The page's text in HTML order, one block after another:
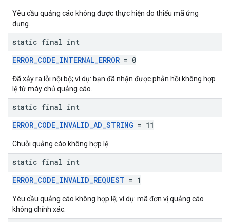
Yêu cầu quảng cáo không được thực hiện do thiếu mã ứng
dụng.
static final int
ERROR_CODE_INTERNAL_ERROR = 0
Đã xảy ra lỗi nội bộ; ví dụ: bạn đã nhận được phản hồi không hợp
lệ từ máy chủ quảng cáo.
static final int
ERROR_CODE_INVALID_AD_STRING = 11
Chuỗi quảng cáo không hợp lệ.
static final int
ERROR_CODE_INVALID_REQUEST = 1
Yêu cầu quảng cáo không hợp lệ; ví dụ: mã đơn vị quảng cáo
không chính xác.